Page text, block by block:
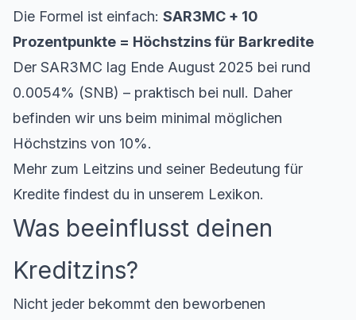
Die Formel ist einfach: SAR3MC + 10
Prozentpunkte = Höchstzins für Barkredite
Der SAR3MC lag Ende August 2025 bei rund
0.0054% (SNB) – praktisch bei null. Daher
befinden wir uns beim minimal möglichen
Höchstzins von 10%.
Mehr zum Leitzins und seiner Bedeutung für
Kredite findest du in unserem Lexikon.
Was beeinflusst deinen
Kreditzins?
Nicht jeder bekommt den beworbenen